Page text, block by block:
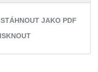
STÁHNOUT JAKO PDF